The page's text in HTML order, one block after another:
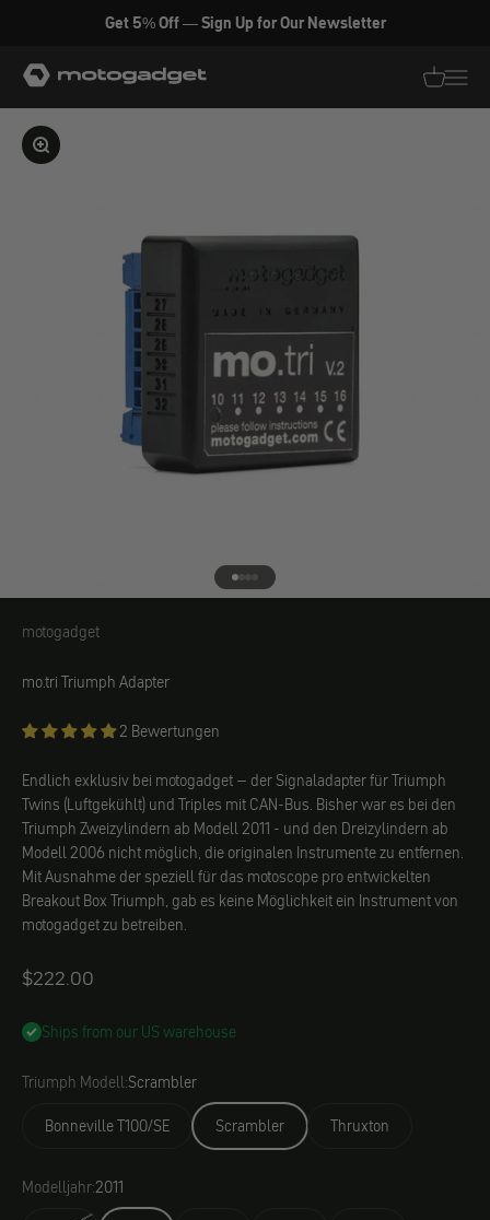
Zum Inhalt springen
Get 5% Off — Sign Up for Our Newsletter
motogadget GmbH
Bild vergrößern
Gehe zu Element 1
Gehe zu Element 2
Gehe zu Element 3
Gehe zu Element 4
motogadget
motogadget
mo.tri Triumph Adapter
2 Bewertungen
Endlich exklusiv bei motogadget – der Signaladapter für Triumph
Twins (Luftgekühlt) und Triples mit CAN-Bus. Bisher war es bei den
Triumph Zweizylindern ab Modell 2011 - und den Dreizylindern ab
Modell 2006 nicht möglich, die originalen Instrumente zu entfernen.
Mit Ausnahme der speziell für das motoscope pro entwickelten
Breakout Box Triumph, gab es keine Möglichkeit ein Instrument von
motogadget zu betreiben.
Angebot
$222.00
Ships from our US warehouse
Triumph Modell:Scrambler
Bonneville T100/SE
Scrambler Thruxton
Modelljahr:2011